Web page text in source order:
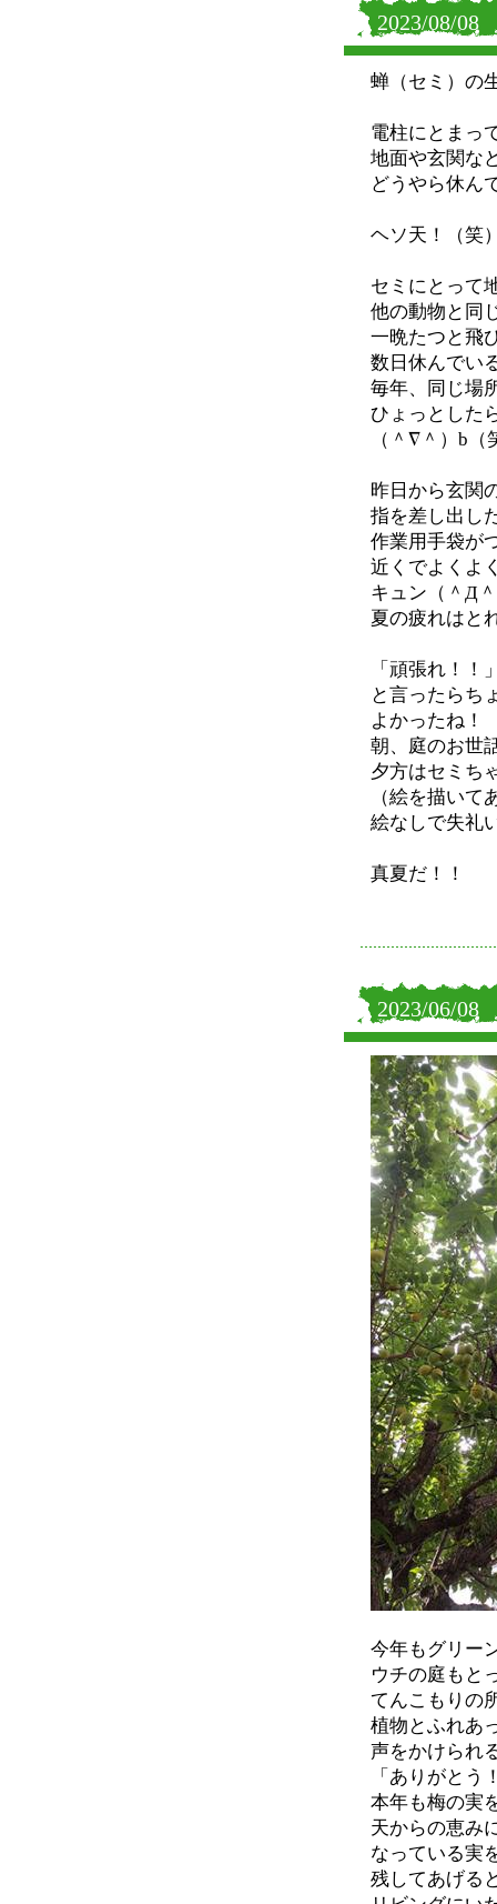
2023/08/08
蝉（セミ）の
電柱にとまっ
地面や玄関な
どうやら休ん
ヘソ天！（笑
セミにとって
他の動物と同
一晩たつと飛
数日休んでい
毎年、同じ場
ひょっとした
（＾∇＾）b（
昨日から玄関
指を差し出し
作業用手袋が
近くでよくよ
キュン（＾Д＾
夏の疲れはと
「頑張れ！！
と言ったらち
よかったね！
朝、庭のお世
夕方はセミち
（絵を描い
絵なしで失礼
真夏だ！！
2023/06/08
今年もグリー
ウチの庭もと
てんこもりの
植物とふれあ
声をかけられ
「ありがと
本年も梅の実
天からの恵み
なっている実
残してあげる